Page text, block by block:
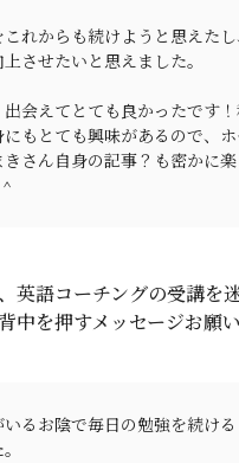
れからも続けようと思えたし
させたいと思えました。
出会えてとても良かったです
にもとても興味があるので、
さん自身の記事？も密かに
英語コーチングの受講を
中を押すメッセージお願
るお陰で毎日の勉強を続ける